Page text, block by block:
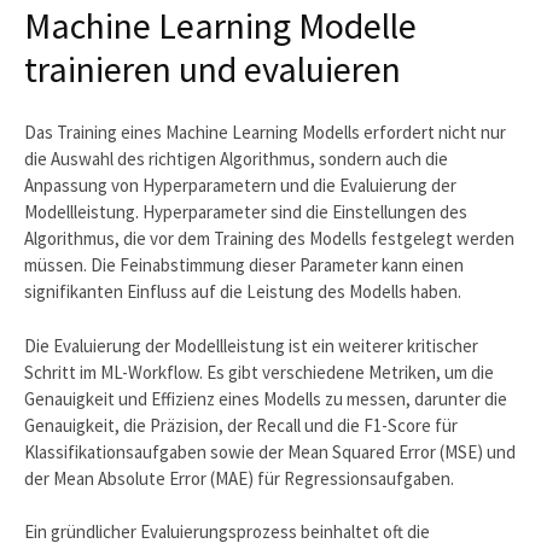
Machine Learning Modelle
trainieren und evaluieren
Das Training eines Machine Learning Modells erfordert nicht nur
die Auswahl des richtigen Algorithmus, sondern auch die
Anpassung von Hyperparametern und die Evaluierung der
Modellleistung. Hyperparameter sind die Einstellungen des
Algorithmus, die vor dem Training des Modells festgelegt werden
müssen. Die Feinabstimmung dieser Parameter kann einen
signifikanten Einfluss auf die Leistung des Modells haben.
Die Evaluierung der Modellleistung ist ein weiterer kritischer
Schritt im ML-Workflow. Es gibt verschiedene Metriken, um die
Genauigkeit und Effizienz eines Modells zu messen, darunter die
Genauigkeit, die Präzision, der Recall und die F1-Score für
Klassifikationsaufgaben sowie der Mean Squared Error (MSE) und
der Mean Absolute Error (MAE) für Regressionsaufgaben.
Ein gründlicher Evaluierungsprozess beinhaltet oft die